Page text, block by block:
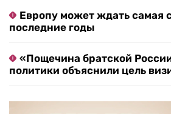
Европу может ждать самая
последние годы
«Пощечина братской
политики объяснили цель